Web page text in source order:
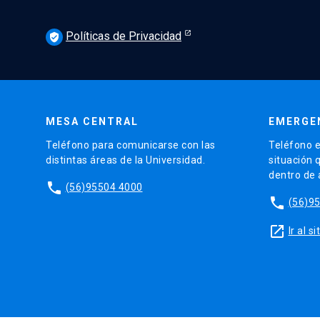
verified_user Políticas de Privacidad
MESA CENTRAL
Teléfono para comunicarse con las
distintas áreas de la Universidad.
phone (56)95504 4000
Teléfono
situación
dentro de
phone
launch Ir al